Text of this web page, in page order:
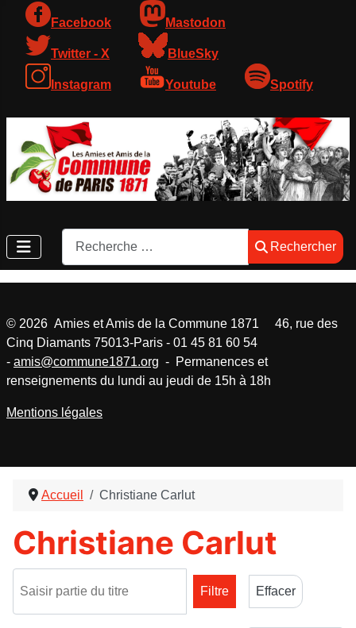
Facebook Mastodon
Twitter - X BlueSky
Instagram Youtube Spotify
Rechercher
Rechercher
Accueil Christiane Carlut
Christiane Carlut
Filtre
Effacer
© 2026 Amies et Amis de la Commune 1871 46, rue des
Cinq Diamants 75013-Paris - 01 45 81 60 54
- amis@commune1871.org - Permanences et
renseignements du lundi au jeudi de 15h à 18h
Mentions légales